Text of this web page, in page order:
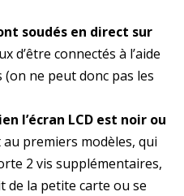
soudés en direct sur
d’être connectés à l’aide
ne peut donc pas les
l’écran LCD est noir ou
premiers modèles, qui
2 vis supplémentaires,
de la petite carte ou se